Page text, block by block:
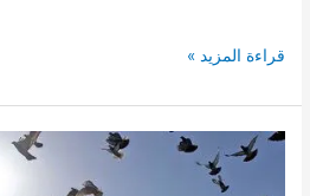
شركة
افران
ببدر
تصليح
قراءة المزيد »